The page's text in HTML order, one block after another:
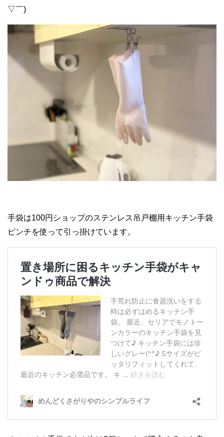
▽￣)
手袋は100円ショップのステンレス吊戸棚用キッチン手袋
ピンチを使って引っ掛けています。